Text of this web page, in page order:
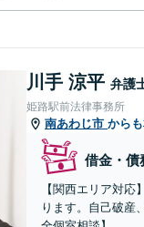
川手 涼平 弁護
姫路駅前法律事務所
南あわじ市 から
借金・債
【関西エリア対
ります。自己破産